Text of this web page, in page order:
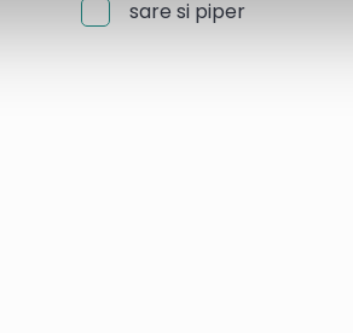
sare si piper